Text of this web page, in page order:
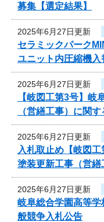
募集【選定結果】
2025年6月27日更新
セラミックパーク
ユニット内圧縮機
2025年6月27日更新
【岐図工第3号】岐
（営繕工事）に関
2025年6月27日更新
入札取止め【岐図
塗装更新工事（営
2025年6月27日更新
岐阜総合学園高等
般競争入札公告